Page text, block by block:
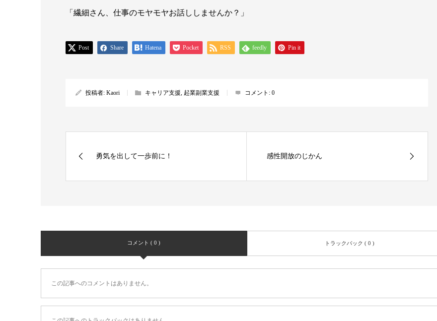
「繊細さん、仕事のモヤモヤお話ししませんか？」
Post Share Hatena Pocket RSS feedly Pin it
投稿者: Kaori キャリア支援, 起業副業支援 コメント: 0
勇気を出して一歩前に！ 感性開放のじかん
コメント ( 0 ) トラックバック ( 0 )
この記事へのコメントはありません。